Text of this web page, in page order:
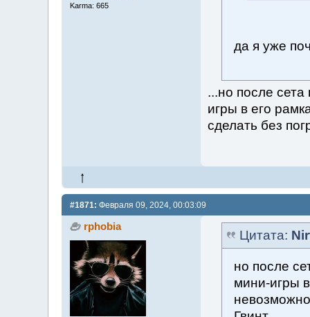
Karma: 665
да я уже
...но после
игры в его
сделать без
#1871: Февраля 09, 2024, 00:03:09
rphobia
Цитата:
но после
мини-игры